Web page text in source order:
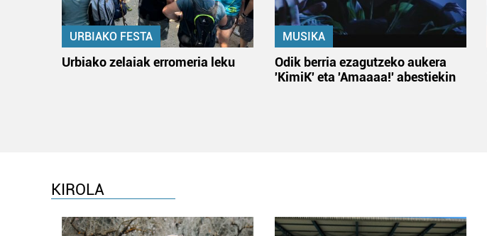
URBIAKO FESTA
Urbiako zelaiak erromeria leku
MUSIKA
Odik berria ezagutzeko aukera
'KimiK' eta 'Amaaaa!' abestiekin
KIROLA